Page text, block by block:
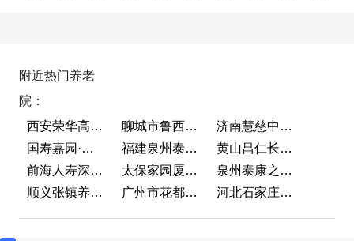
附近热门养老
院：
西安荣华高新悦家养老服务有限公司
聊城市鲁西老年护养院
济南慧慈中医康养中心
国寿嘉园·成都乐境
福建泉州泰康之家鲤园
黄山昌仁长者颐养中心
前海人寿深圳幸福之家
太保家园厦门国际颐养社区
泉州泰康之家鲤园
顺义张镇养老照料中心
广州市花都区花山镇敬老院 河北石家庄泰康之家冀园